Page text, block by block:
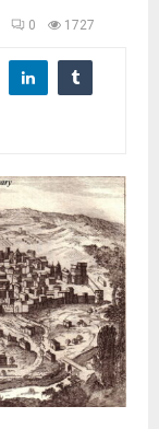
0 1727